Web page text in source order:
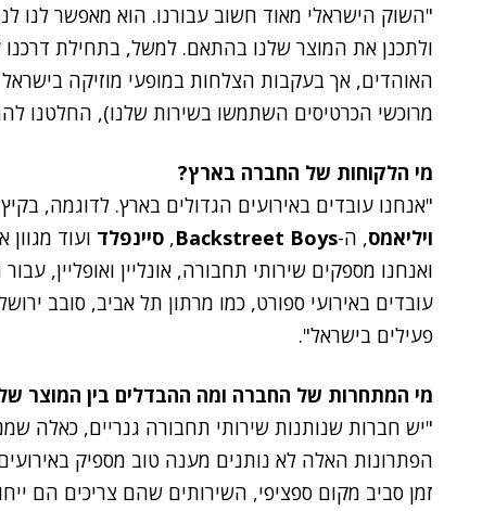
"השוק הישראלי מאוד חשוב עבורנו. הוא מאפשר
ולתכנן את המוצר שלנו בהתאם. למשל, בתחילת
האוהדים, אך בעקבות הצלחות במופעי מוזיקה
מרוכשי הכרטיסים השתמשו בשירות שלנו), החלטנו
מי הלקוחות של החברה בארץ?
"אנחנו עובדים באירועים הגדולים בארץ. לדוגמה,
ויליאמס, ה-Backstreet Boys
, סיינפלד ועוד
ואנחנו מספקים שירותי תחבורה, אונליין ואופליין,
עובדים באירועי ספורט, כמו מרתון תל אביב, סובב
פעילים בישראל".
מי המתחרות של החברה ומה ההבדלים בין המוצר
"יש חברות שנותנות שירותי תחבורה גנריים, כאלה
הפתרונות האלה לא נותנים מענה טוב מספיק
זמן סביב מקום ספציפי, השירותים שהם צריכים הם